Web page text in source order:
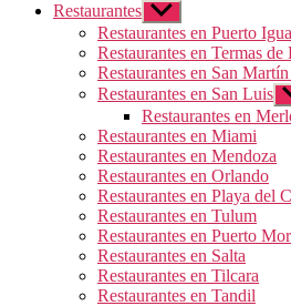
Restaurantes Mostrar
el
submenú
Restaurantes en Puerto
Restaurantes en Termas
Restaurantes en San
Restaurantes en San Luis
el
Restaurantes en
Restaurantes en Miami
Restaurantes en Mendoza
Restaurantes en Orlando
Restaurantes en Playa del
Restaurantes en Tulum
Restaurantes en Puerto
Restaurantes en Salta
Restaurantes en Tilcara
Restaurantes en Tandil